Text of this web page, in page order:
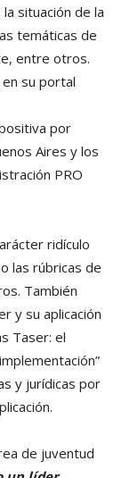
situación de la
temáticas de
entre otros.
su portal
por
Aires y los
PRO
ridículo
las rúbricas de
También
y su aplicación
Taser: el
y jurídicas por
de juventud